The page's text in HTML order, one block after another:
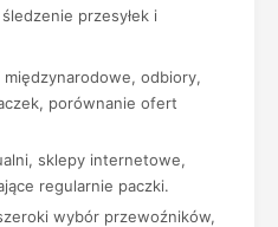
przesyłek i
międzynarodowe, odbiory,
porównanie ofert
sklepy internetowe,
regularnie paczki.
wybór przewoźników,